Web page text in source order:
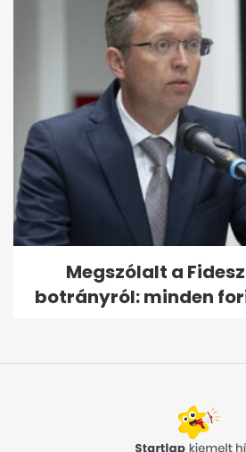
Megszólalt a
botrányról: minden